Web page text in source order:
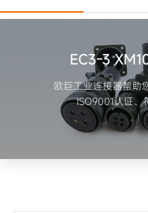
EC3-3
欧巨工业连接器帮助
ISO9001认证、